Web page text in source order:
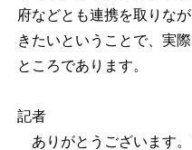
府などとも連携を取りな
きたいということで、実
ところであります。
記者
ありがとうございます